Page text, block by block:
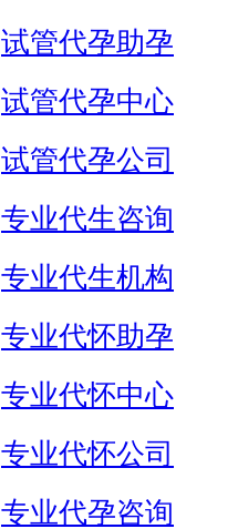
试管代孕助孕
试管代孕中心
试管代孕公司
专业代生咨询
专业代生机构
专业代怀助孕
专业代怀中心
专业代怀公司
专业代孕咨询